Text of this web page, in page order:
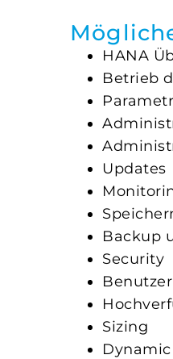
HANA
Betrieb
Updates
Backup
Security
Sizing